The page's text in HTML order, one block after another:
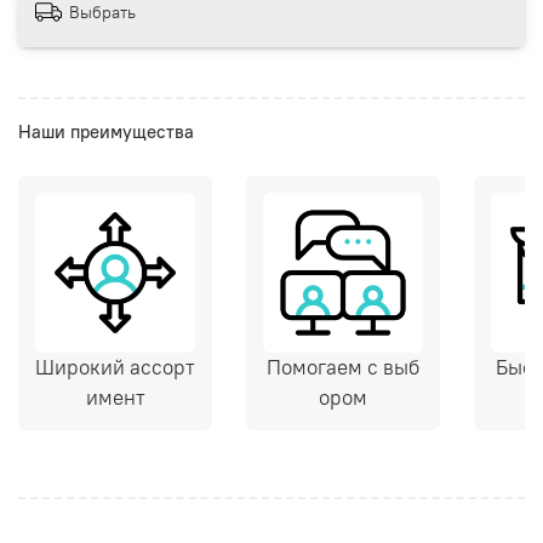
Выбрать
Наши преимущества
Широкий ассорт
имент
Помогаем с выб
ором